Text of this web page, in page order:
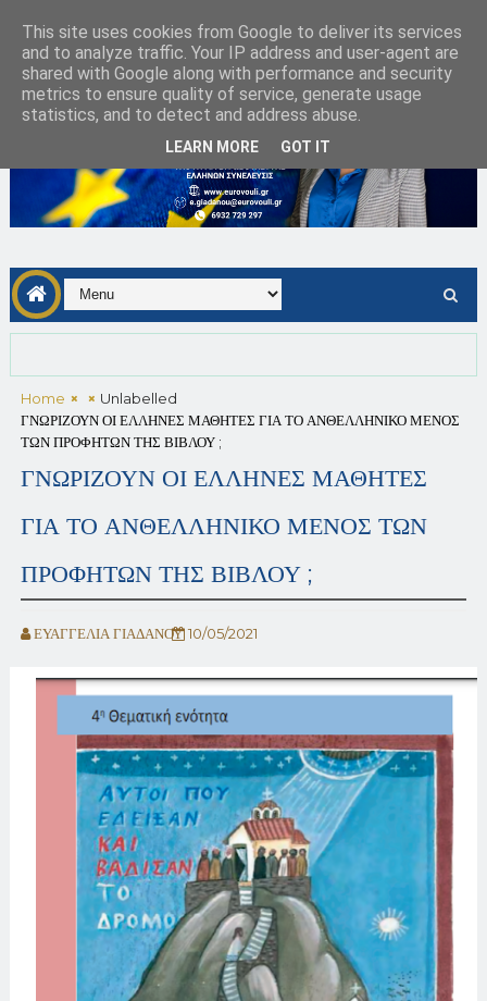
Home
Unlabelled
ΓΝΩΡΙΖΟΥΝ ΟΙ ΕΛΛΗΝΕΣ ΜΑΘΗΤΕΣ ΓΙΑ ΤΟ ΑΝΘΕΛΛΗΝΙΚΟ ΜΕΝΟΣ
ΤΩΝ ΠΡΟΦΗΤΩΝ ΤΗΣ ΒΙΒΛΟΥ ;
ΓΝΩΡΙΖΟΥΝ ΟΙ ΕΛΛΗΝΕΣ ΜΑΘΗΤΕΣ
ΓΙΑ ΤΟ ΑΝΘΕΛΛΗΝΙΚΟ ΜΕΝΟΣ ΤΩΝ
ΠΡΟΦΗΤΩΝ ΤΗΣ ΒΙΒΛΟΥ ;
ΕΥΑΓΓΕΛΙΑ ΓΙΑΔΑΝΟΥ 10/05/2021
This site uses cookies from Google to deliver its services
and to analyze traffic. Your IP address and user-agent are
shared with Google along with performance and security
metrics to ensure quality of service, generate usage
statistics, and to detect and address abuse.
LEARN MORE GOT IT